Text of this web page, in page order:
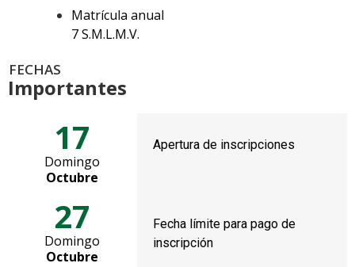
Matrícula anual
7 S.M.L.M.V.
FECHAS
Importantes
17
Domingo
Octubre
Apertura de inscripciones
27
Domingo
Octubre
Fecha límite para pago de
inscripción